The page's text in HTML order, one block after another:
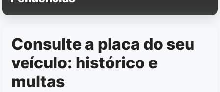
Consulte a placa do seu
veículo: histórico e
multas